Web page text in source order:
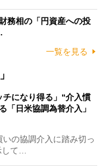
務相の「円資産への投
一覧を見る
チになり得る」“介入慣
「日米協調為替介入」
の協調介入に踏み切っ
て…